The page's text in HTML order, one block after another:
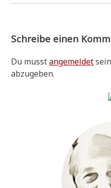
Schreibe einen
Du musstangemeldet
abzugeben.